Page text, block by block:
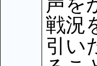
戦況
引い